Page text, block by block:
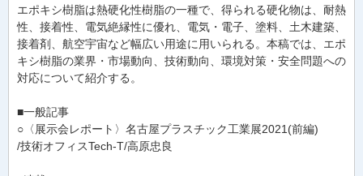
エポキシ樹脂は熱硬化性樹脂の一種で、得られる硬化物は、耐熱
性、接着性、電気絶縁性に優れ、電気・電子、塗料、土木建築、
接着剤、航空宇宙など幅広い用途に用いられる。本稿では、エポ
キシ樹脂の業界・市場動向、技術動向、環境対策・安全問題への
対応について紹介する。
■一般記事
○〈展示会レポート〉名古屋プラスチック工業展2021(前編)
/技術オフィスTech-T/高原忠良